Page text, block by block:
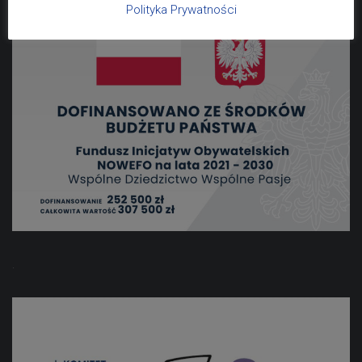
.
Polityka Prywatności